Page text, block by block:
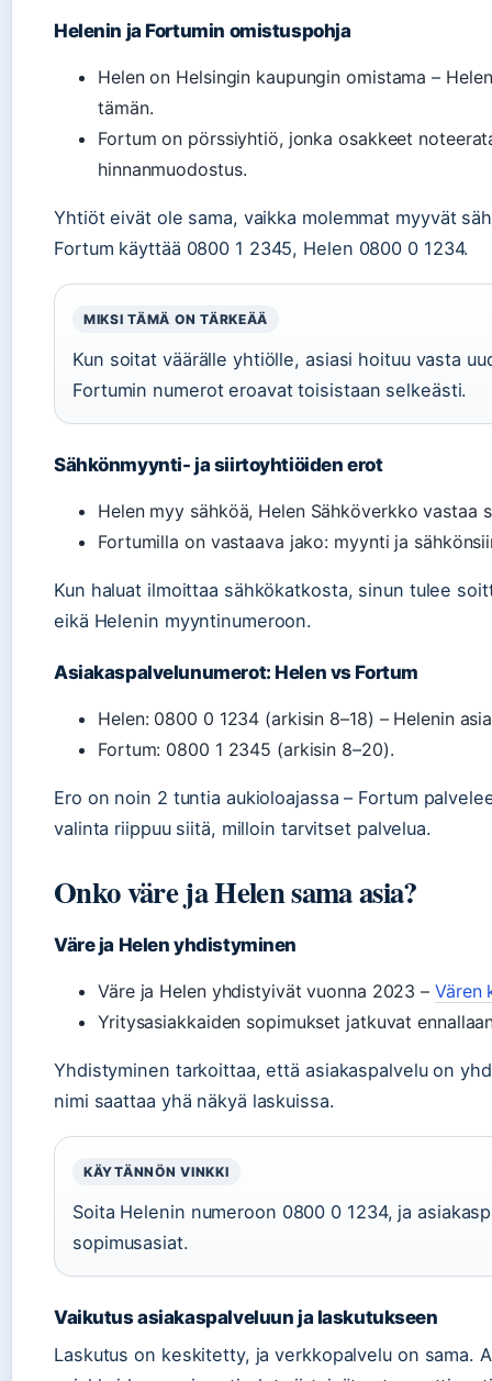
Helenin ja Fortumin omistuspohja
Helen on Helsingin kaupungin omistama –
tämän.
Fortum on pörssiyhtiö, jonka osakkeet
hinnanmuodostus.
Yhtiöt eivät ole sama, vaikka molemmat myyvät
Fortum käyttää 0800 1 2345, Helen 0800 0 1234.
MIKSI TÄMÄ ON TÄRKEÄÄ
Kun soitat väärälle yhtiölle, asiasi hoituu vasta
Fortumin numerot eroavat toisistaan selkeästi.
Sähkönmyynti- ja siirtoyhtiöiden erot
Helen myy sähköä, Helen Sähköverkko vastaa
Fortumilla on vastaava jako: myynti ja
Kun haluat ilmoittaa sähkökatkosta, sinun tulee
eikä Helenin myyntinumeroon.
Asiakaspalvelunumerot: Helen vs Fortum
Helen: 0800 0 1234 (arkisin 8–18) – Helenin
Fortum: 0800 1 2345 (arkisin 8–20).
Ero on noin 2 tuntia aukioloajassa – Fortum
valinta riippuu siitä, milloin tarvitset palvelua.
Onko väre ja Helen sama asia?
Väre ja Helen yhdistyminen
Väre ja Helen yhdistyivät vuonna 2023 – Vären
Yritysasiakkaiden sopimukset jatkuvat
Yhdistyminen tarkoittaa, että asiakaspalvelu on
nimi saattaa yhä näkyä laskuissa.
KÄYTÄNNÖN VINKKI
Soita Helenin numeroon 0800 0 1234, ja
sopimusasiat.
Vaikutus asiakaspalveluun ja laskutukseen
Laskutus on keskitetty, ja verkkopalvelu on sama.